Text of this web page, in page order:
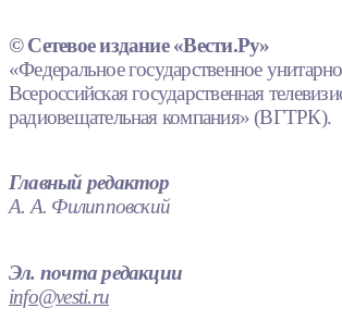
© Сетевое издание «Вести.Ру»
«Федеральное государственное
Всероссийская государственная
радиовещательная компания» (ВГТРК).
Главный редактор
А. А. Филипповский
Эл. почта редакции
info@vesti.ru